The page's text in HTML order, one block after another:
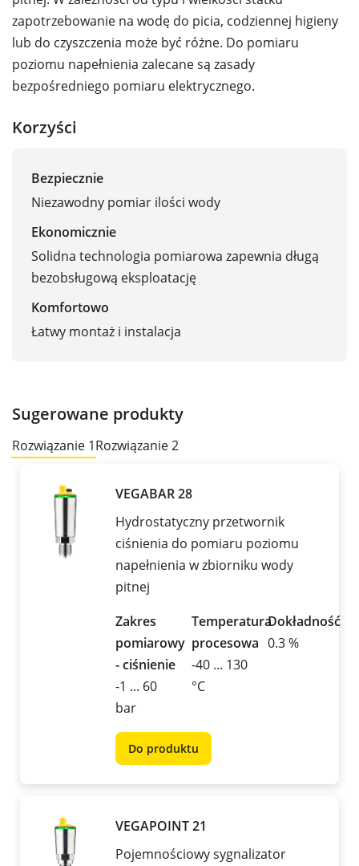
zapotrzebowanie na wodę do picia, codziennej higieny
lub do czyszczenia może być różne. Do pomiaru
poziomu napełnienia zalecane są zasady
bezpośredniego pomiaru elektrycznego.
Korzyści
Bezpiecznie
Niezawodny pomiar ilości wody
Ekonomicznie
Solidna technologia pomiarowa zapewnia długą
bezobsługową eksploatację
Komfortowo
Łatwy montaż i instalacja
Sugerowane produkty
Rozwiązanie 1Rozwiązanie 2
VEGABAR 28
Hydrostatyczny przetwornik
ciśnienia do pomiaru poziomu
napełnienia w zbiorniku wody
pitnej
Zakres
pomiarowy
- ciśnienie
-1 ... 60
bar
Temperatura
procesowa
-40 ... 130
°C
Dokładność
0.3 %
Do produktu
VEGAPOINT 21
Pojemnościowy sygnalizator